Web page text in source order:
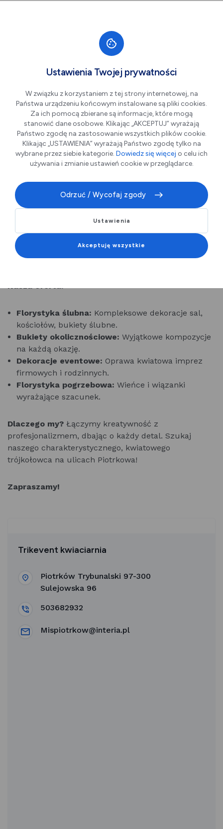
Trikevent kwiaciarnia
Trikevent - Florystyka & Dekoracje
O nas:Jesteśmy pasjonatami kwiatów i piękna, którzy
zamieniają każdą okazję w niezapomniane
wydarzenie. Z siedzibą w sercu Piotrkowa
Trybunalskiego, tworzymy unikalne kompozycje
dopasowane do Twoich potrzeb.
Nasza oferta:
Florystyka ślubna: Kompleksowe dekoracje sal,
kościołów, bukiety ślubne.
Bukiety okolicznościowe: Wyjątkowe kompozycje
na każdą okazję.
Dekoracje eventowe: Oprawa kwiatowa imprez
firmowych i rodzinnych.
Florystyka pogrzebowa: Wieńce i wiązanki
wyrażające szacunek.
Dlaczego my? Łączymy kreatywność z
profesjonalizmem, dbając o każdy detal. Szukaj
naszego charakterystycznego, kwiatowego
trójkołowca na ulicach Piotrkowa!
Zapraszamy!
Trikevent kwiaciarnia
Piotrków Trybunalski 97-300
Sulejowska 96
503682932
Mispiotrkow@interia.pl
Ustawienia Twojej prywatności
W związku z korzystaniem z tej strony internetowej, na
Państwa urządzeniu końcowym instalowane są pliki cookies.
Za ich pomocą zbierane są informacje, które mogą
stanowić dane osobowe. Klikając „AKCEPTUJ” wyrażają
Państwo zgodę na zastosowanie wszystkich plików cookie.
Klikając „USTAWIENIA” wyrażają Państwo zgodę tylko na
wybrane przez siebie kategorie. Dowiedz się więcej o celu ich
używania i zmianie ustawień cookie w przeglądarce.
Odrzuć / Wycofaj zgody
Ustawienia
Akceptuję wszystkie